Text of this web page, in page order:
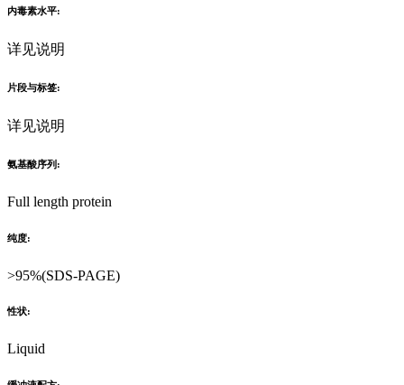
内毒素水平:
详见说明
片段与标签:
详见说明
氨基酸序列:
Full length protein
纯度:
>95%(SDS-PAGE)
性状:
Liquid